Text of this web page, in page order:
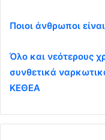
Ποιοι άνθρωποι
Όλο και νεότερους
συνθετικά
ΚΕΘΕΑ